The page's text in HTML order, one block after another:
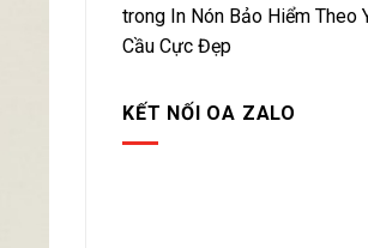
trong In Nón Bảo Hiểm Theo
Cầu Cực Đẹp
KẾT NỐI OA ZALO